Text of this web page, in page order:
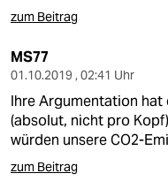
zum Beitrag
MS77
01.10.2019 , 02:41 Uhr
Ihre Argumentation hat
(absolut, nicht pro
würden unsere CO2-
zum Beitrag